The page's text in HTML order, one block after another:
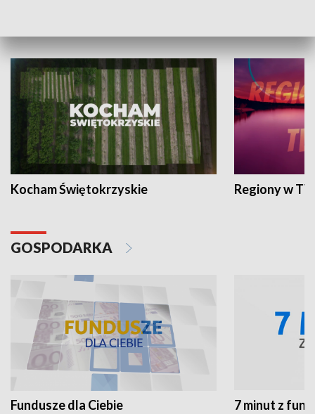
Kocham Świętokrzyskie Regiony w
GOSPODARKA
Fundusze dla Ciebie 7 minut z